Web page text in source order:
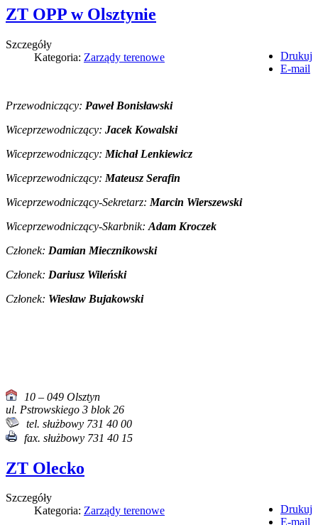
ZT OPP w Olsztynie
Drukuj
E-mail
Szczegóły
Kategoria: Zarządy terenowe
Przewodniczący: Paweł Bonisławski
Wiceprzewodniczący: Jacek Kowalski
Wiceprzewodniczący: Michał Lenkiewicz
Wiceprzewodniczący: Mateusz Serafin
Wiceprzewodniczący-Sekretarz: Marcin Wierszewski
Wiceprzewodniczący-Skarbnik: Adam Kroczek
Członek: Damian Miecznikowski
Członek: Dariusz Wileński
Członek: Wiesław Bujakowski
10 – 049 Olsztyn
ul. Pstrowskiego 3 blok 26
tel. służbowy 731 40 00
fax. służbowy 731 40 15
ZT Olecko
Drukuj
E-mail
Szczegóły
Kategoria: Zarządy terenowe